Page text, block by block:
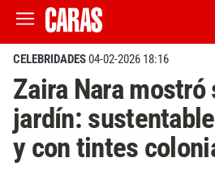
CELEBRIDADES04-02-2026 18:16
Zaira Nara mostró
jardín:
y con tintes